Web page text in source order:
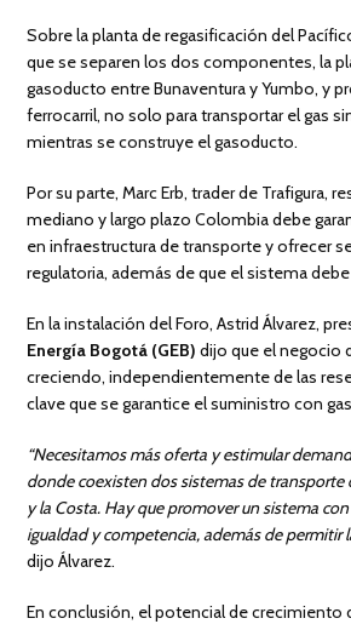
Sobre la planta de regasificación del
que se separen los dos componentes, la
gasoducto entre Bunaventura y Yumbo, y
ferrocarril, no solo para transportar el gas
mientras se construye el gasoducto.
Por su parte, Marc Erb, trader de Trafigura,
mediano y largo plazo Colombia debe
en infraestructura de transporte y ofrecer
regulatoria, además de que el sistema
En la instalación del Foro, Astrid Álvarez,
Energía Bogotá (GEB) dijo que el negocio
creciendo, independientemente de las
clave que se garantice el suministro con
“Necesitamos más oferta y estimular
donde coexisten dos sistemas de transporte
y la Costa. Hay que promover un sistema
igualdad y competencia, además de permitir
dijo Álvarez.
En conclusión, el potencial de crecimiento